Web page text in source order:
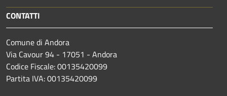
CONTATTI
Comune di Andora
Via Cavour 94 - 17051 - Andora
Codice Fiscale: 00135420099
Partita IVA: 00135420099